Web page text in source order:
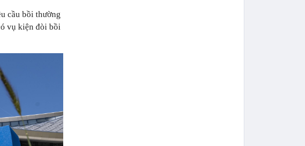
cầu bồi thường
vụ kiện đòi bồi